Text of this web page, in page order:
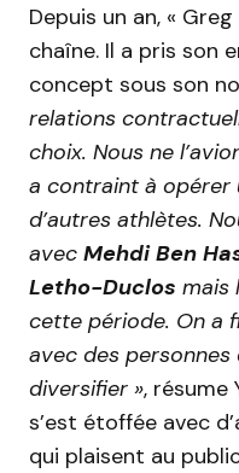
Depuis un an, «
chaîne. Il a pris son
concept sous son
relations
choix. Nous ne
a contraint à opérer
d’autres athlètes.
avec Mehdi Ben
Letho-Duclos mais
cette période. On a
avec des
diversifier », résume
s’est étoffée avec
qui plaisent au